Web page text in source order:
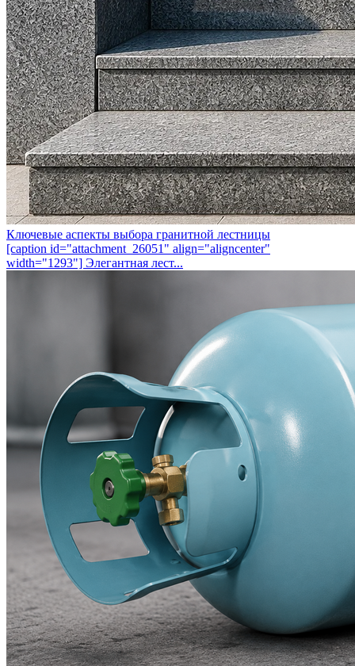
Ключевые аспекты выбора гранитной лестницы
[caption id="attachment_26051" align="aligncenter"
width="1293"] Элегантная лест...